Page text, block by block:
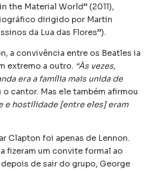
the Material World” (2011),
dirigido por Martin
da Lua das Flores”).
a convivência entre os Beatles ia
extremo a outro. “Às vezes,
era a família mais unida de
o cantor. Mas ele também afirmou
e hostilidade [entre eles] eram
Clapton foi apenas de Lennon.
fizeram um convite formal ao
de sair do grupo, George